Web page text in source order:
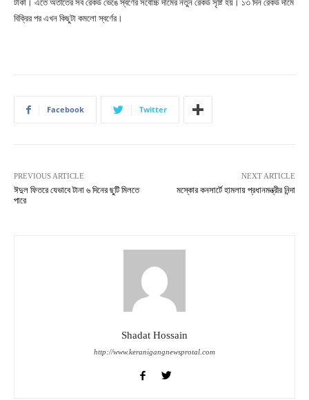
টাকা। এতে অতীতের সব রেকর্ড ভেঙে স্বর্ণের সর্বোচ্চ দামের নতুন রেকর্ড সৃষ্টি হয়। ১৩ দিন রেকর্ড দামে
বিক্রির পর এখন কিছুটা কমলো স্বর্ণের।
Facebook Twitter
PREVIOUS ARTICLE
ঈদুল ফিতরে যেভাবে টানা ৬ দিনের ছুটি মিলতে
পারে
NEXT ARTICLE
মস্কোর কনসার্টে হামলায় প্রধানমন্ত্রীর নিন্দা
Shadat Hossain
http://www.keranigangnewsprotal.com